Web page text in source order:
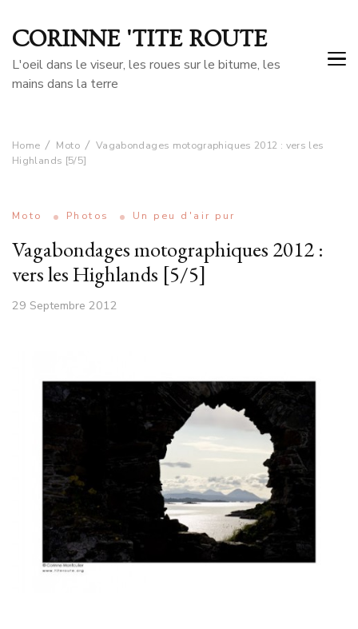
CORINNE 'TITE ROUTE
L'oeil dans le viseur, les roues sur le bitume, les
mains dans la terre
Home Moto
Vagabondages motographiques 2012 : vers les
Highlands [5/5]
Moto Photos Un peu d'air pur
Vagabondages motographiques 2012 :
vers les Highlands [5/5]
29 Septembre 2012